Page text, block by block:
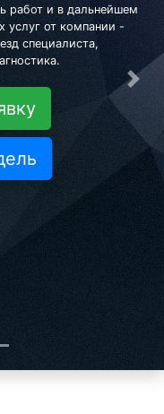
работ и в дальнейшем
услуг от компании -
специалиста,